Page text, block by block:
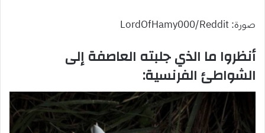
صورة: LordOfHamy000/Reddit
أنظروا ما الذي جلبته العاصفة إلى
الشواطئ الفرنسية: